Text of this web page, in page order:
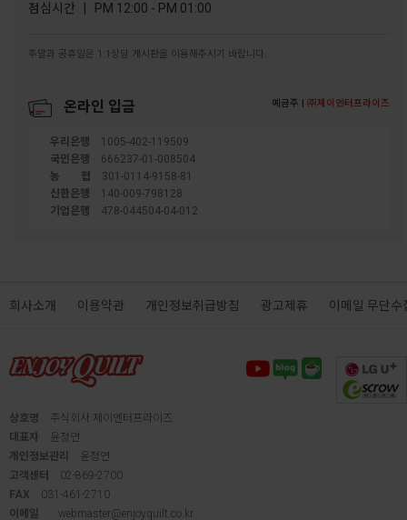
점심시간 | PM 12:00 - PM 01:00
주말과 공휴일은 1:1상담 게시판을 이용해주시기 바랍니다.
온라인 입금 예금주 |㈜제이엔터프라이즈
우리은행
1005-402-119509
국민은행
666237-01-008504
농협301-0114-9158-81
신한은행
140-009-798128
기업은행
478-044504-04-012
회사소개 이용약관 개인정보취급방침 광고제휴 이메일 무단수
상호명
주식회사 제이엔터프라이즈
대표자
윤정연
개인정보관리
윤정연
고객센터
02-869-2700
FAX
031-461-2710
이메일
webmaster@enjoyquilt.co.kr